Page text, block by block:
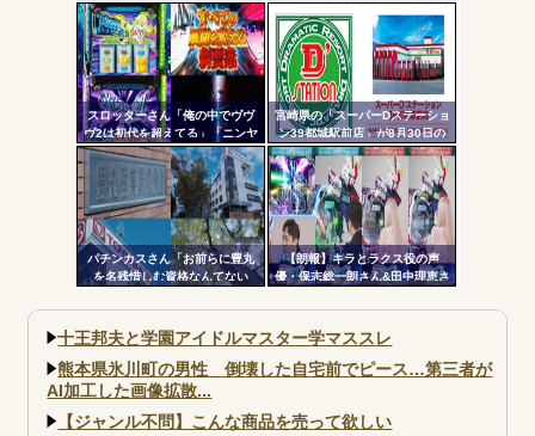
PV第一弾公開！Gの衝撃再
来！！！
場をパチンコ屋にしちゃおうｗ
ｗｗ
スロッターさん「俺の中でヴヴ
ヴ2は初代を超えてる」「ニンヤ
メで状況が一変するのも良いス
パイスになってる」
宮崎県の「スーパーDステーショ
ン39都城駅前店」が8月30日の
営業をもって閉店へ
パチンカスさん「お前らに豊丸
を名残惜しむ資格なんてない
で豊丸はパチンコ事業をやめ
た」
【朗報】キラとラクス役の声
優・保志総一朗さん&田中理恵さ
クライマックスを打つｗｗｗｗ
十王邦夫と学園アイドルマスター学マススレ
熊本県氷川町の男性 倒壊した自宅前でピース…第三者が
AI加工した画像拡散...
【ジャンル不問】こんな商品を売って欲しい